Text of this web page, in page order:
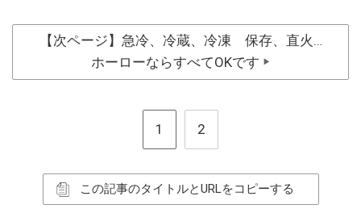
【次ページ】急冷、冷蔵、冷凍 保存、直火…
ホーローならすべてOKです
▶
1 2
この記事のタイトルとURLをコピーする